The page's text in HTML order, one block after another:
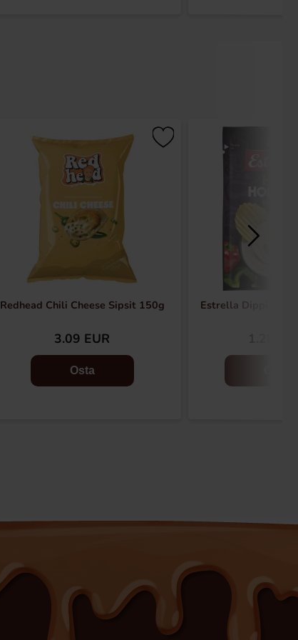
Redhead Chili Cheese Sipsit 150g
3.09 EUR
Osta
Estrella Dippi Hot